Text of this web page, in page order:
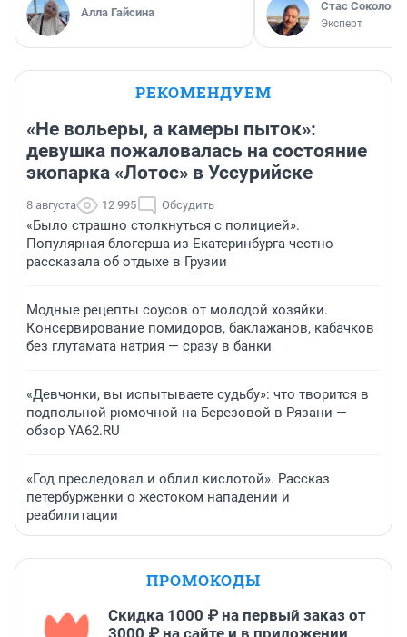
Алла Гайсина Стас Соколов
Эксперт
РЕКОМЕНДУЕМ
«Не вольеры, а камеры пыток»:
девушка пожаловалась на состояние
экопарка «Лотос» в Уссурийске
8 августа 12 995 Обсудить
«Было страшно столкнуться с полицией».
Популярная блогерша из Екатеринбурга честно
рассказала об отдыхе в Грузии
Модные рецепты соусов от молодой хозяйки.
Консервирование помидоров, баклажанов, кабачков
без глутамата натрия — сразу в банки
«Девчонки, вы испытываете судьбу»: что творится в
подпольной рюмочной на Березовой в Рязани —
обзор YA62.RU
«Год преследовал и облил кислотой». Рассказ
петербурженки о жестоком нападении и
реабилитации
ПРОМОКОДЫ
Скидка 1000 ₽ на первый заказ от